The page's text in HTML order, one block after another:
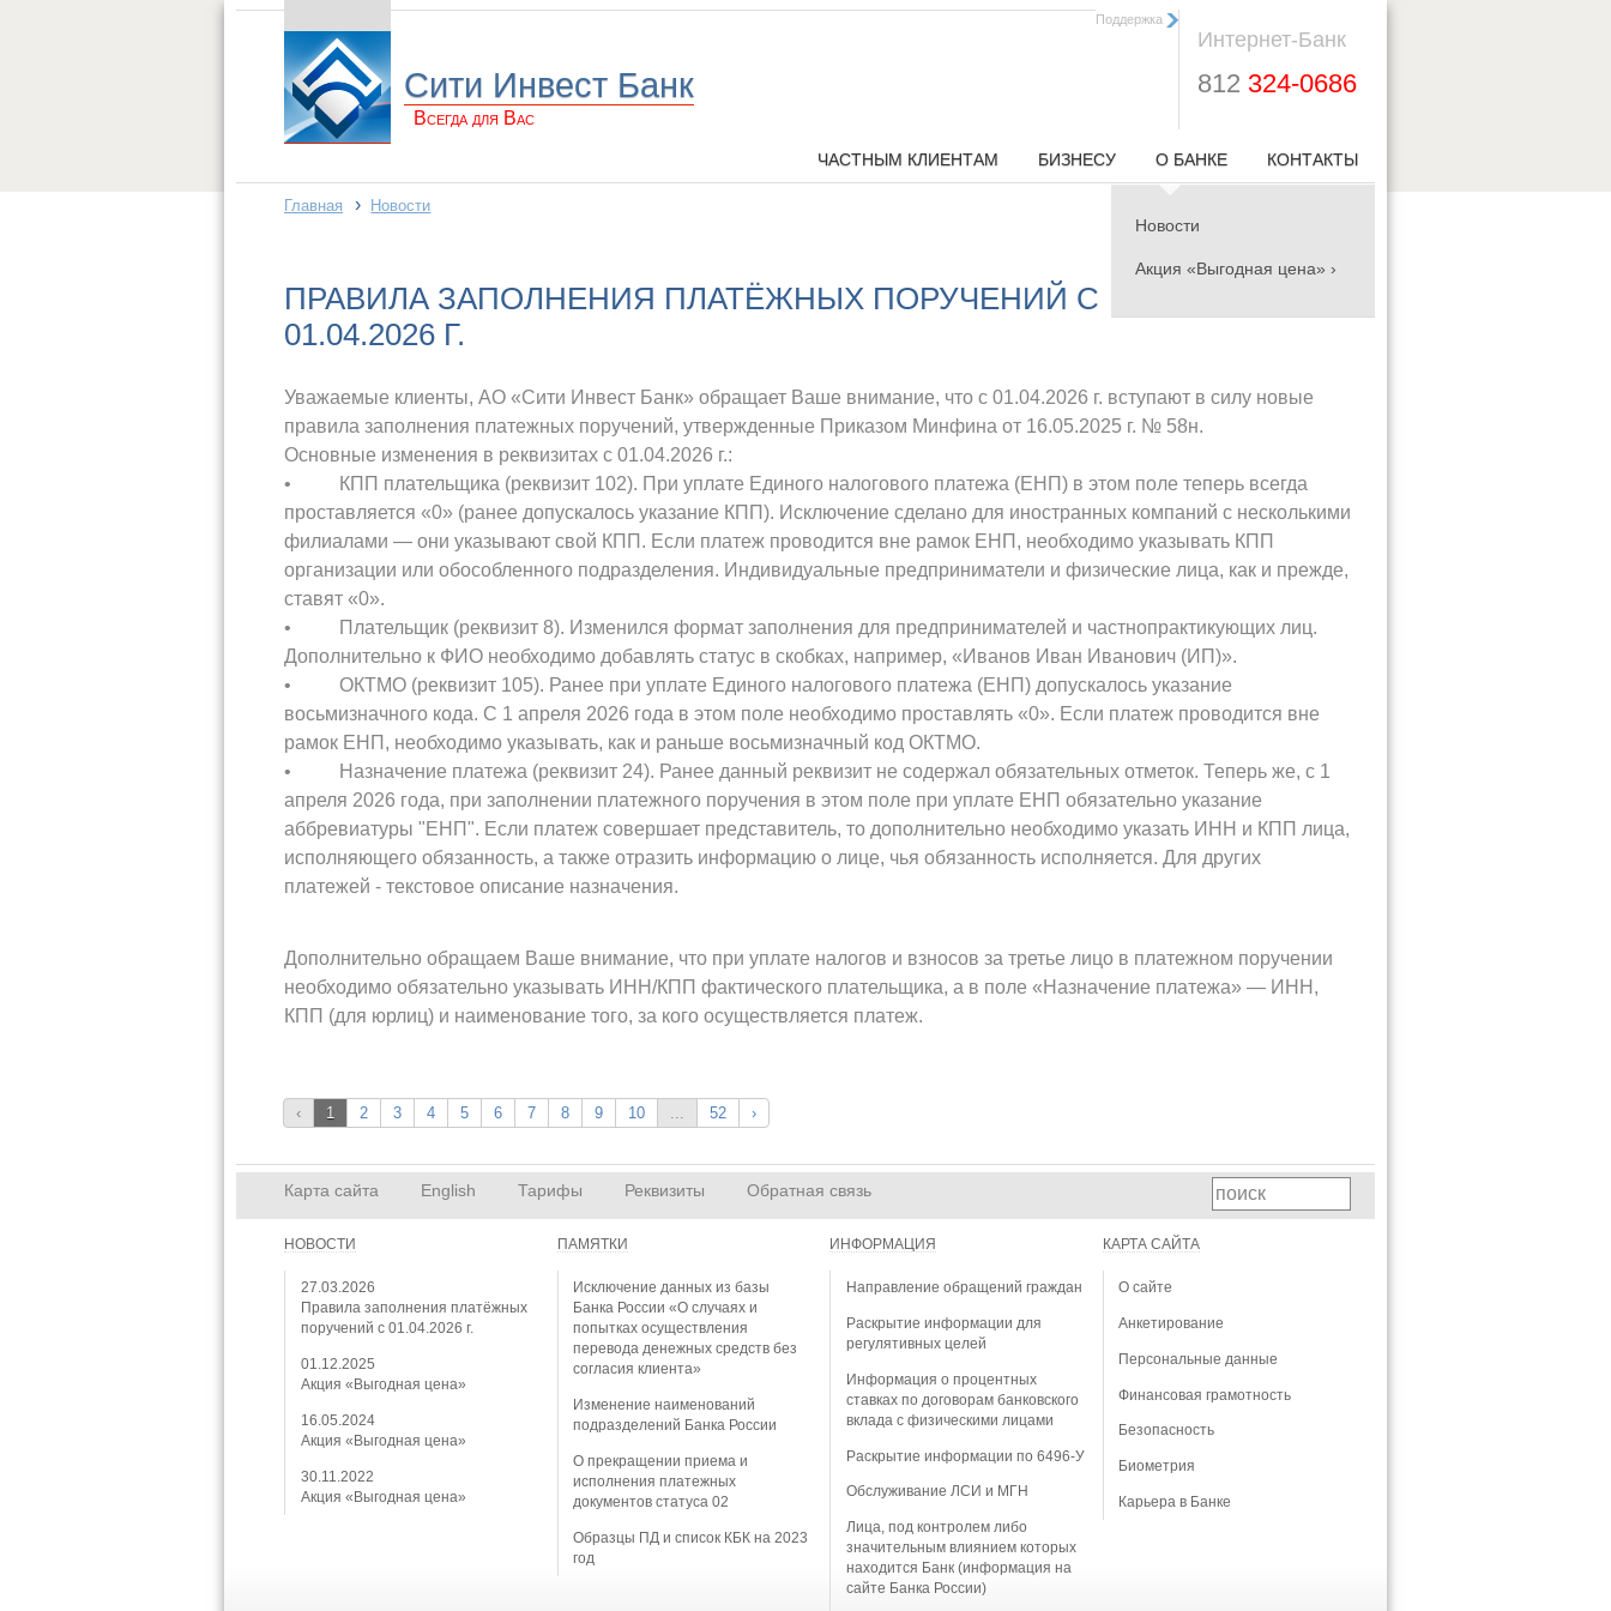
Интернет-Банк
812 324-0686
Поддержка
Сити Инвест Банк
Всегда для Вас
ЧАСТНЫМ КЛИЕНТАМ БИЗНЕСУ О БАНКЕ КОНТАКТЫ
Новости
Акция «Выгодная цена» ›
Главная › Новости
ПРАВИЛА ЗАПОЛНЕНИЯ ПЛАТЁЖНЫХ ПОРУЧЕНИЙ С
01.04.2026 Г.
Уважаемые клиенты, АО «Сити Инвест Банк» обращает Ваше внимание, что с 01.04.2026 г. вступают в силу новые
правила заполнения платежных поручений, утвержденные Приказом Минфина от 16.05.2025 г. № 58н.
Основные изменения в реквизитах с 01.04.2026 г.:
• КПП плательщика (реквизит 102). При уплате Единого налогового платежа (ЕНП) в этом поле теперь всегда
проставляется «0» (ранее допускалось указание КПП). Исключение сделано для иностранных компаний с несколькими
филиалами — они указывают свой КПП. Если платеж проводится вне рамок ЕНП, необходимо указывать КПП
организации или обособленного подразделения. Индивидуальные предприниматели и физические лица, как и прежде,
ставят «0».
• Плательщик (реквизит 8). Изменился формат заполнения для предпринимателей и частнопрактикующих лиц.
Дополнительно к ФИО необходимо добавлять статус в скобках, например, «Иванов Иван Иванович (ИП)».
• ОКТМО (реквизит 105). Ранее при уплате Единого налогового платежа (ЕНП) допускалось указание
восьмизначного кода. С 1 апреля 2026 года в этом поле необходимо проставлять «0». Если платеж проводится вне
рамок ЕНП, необходимо указывать, как и раньше восьмизначный код ОКТМО.
• Назначение платежа (реквизит 24). Ранее данный реквизит не содержал обязательных отметок. Теперь же, с 1
апреля 2026 года, при заполнении платежного поручения в этом поле при уплате ЕНП обязательно указание
аббревиатуры "ЕНП". Если платеж совершает представитель, то дополнительно необходимо указать ИНН и КПП лица,
исполняющего обязанность, а также отразить информацию о лице, чья обязанность исполняется. Для других
платежей - текстовое описание назначения.
Дополнительно обращаем Ваше внимание, что при уплате налогов и взносов за третье лицо в платежном поручении
необходимо обязательно указывать ИНН/КПП фактического плательщика, а в поле «Назначение платежа» — ИНН,
КПП (для юрлиц) и наименование того, за кого осуществляется платеж.
‹ 1 2 3 4 5 6 7 8 9 10 52 ›
Карта сайта English Тарифы Реквизиты Обратная связь
НОВОСТИ
27.03.2026
Правила заполнения платёжных
поручений с 01.04.2026 г.
01.12.2025
Акция «Выгодная цена»
16.05.2024
Акция «Выгодная цена»
30.11.2022
Акция «Выгодная цена»
ПАМЯТКИ
Исключение данных из базы
Банка России «О случаях и
попытках осуществления
перевода денежных средств без
согласия клиента»
Изменение наименований
подразделений Банка России
О прекращении приема и
исполнения платежных
документов статуса 02
Образцы ПД и список КБК на 2023
год
ИНФОРМАЦИЯ
Направление обращений граждан
Раскрытие информации для
регулятивных целей
Информация о процентных
ставках по договорам банковского
вклада с физическими лицами
Раскрытие информации по 6496-У
Обслуживание ЛСИ и МГН
Лица, под контролем либо
значительным влиянием которых
находится Банк (информация на
сайте Банка России)
КАРТА САЙТА
О сайте
Анкетирование
Персональные данные
Финансовая грамотность
Безопасность
Биометрия
Карьера в Банке